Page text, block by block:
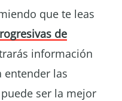
que te leas
de
información
entender las
ser la mejor